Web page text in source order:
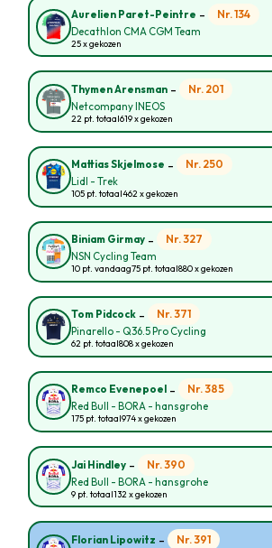
Aurelien Paret-Peintre - Nr. 134
Decathlon CMA CGM Team
25 x gekozen
Thymen Arensman - Nr. 201
Netcompany INEOS
22 pt. totaal619 x gekozen
Mattias Skjelmose - Nr. 250
Lidl - Trek
105 pt. totaal462 x gekozen
Biniam Girmay - Nr. 327
NSN Cycling Team
10 pt. vandaag75 pt. totaal880 x gekozen
Tom Pidcock - Nr. 371
Pinarello - Q36.5 Pro Cycling
62 pt. totaal808 x gekozen
Remco Evenepoel - Nr. 385
Red Bull - BORA - hansgrohe
175 pt. totaal974 x gekozen
Jai Hindley - Nr. 390
Red Bull - BORA - hansgrohe
9 pt. totaal132 x gekozen
Florian Lipowitz - Nr. 391